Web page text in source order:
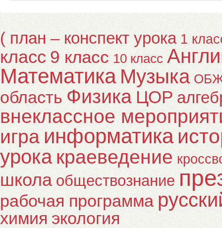
( план – конспект урока 1
класс 9 класс 10 класс
Математика Музыка
область Физика ЦОР
внеклассное
игра информатика
урока краеведение
школа обществознание
рабочая программа
химия экология